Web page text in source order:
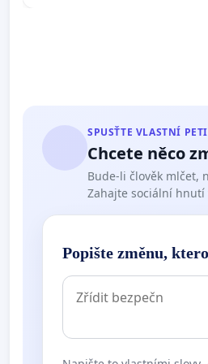
SPUSŤTE VLASTNÍ
Chcete něco
Bude-li člověk mlčet,
Zahajte sociální
Popište změnu,